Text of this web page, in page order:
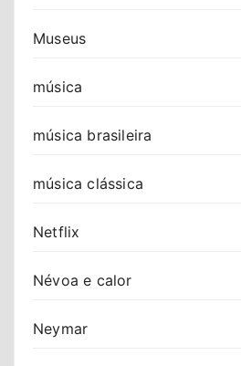
Museus
música
música brasileira
música clássica
Netflix
Névoa e calor
Neymar